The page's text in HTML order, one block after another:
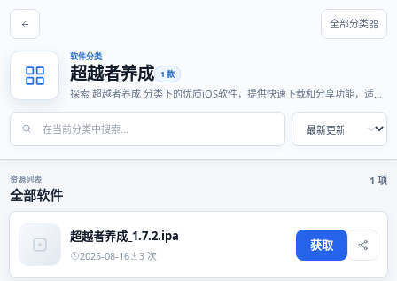
全部分类
软件分类
超越者养成 1 款
探索 超越者养成 分类下的优质iOS软件，提供快速下载和分享功能，适合
资源列表
全部软件
1 项
超越者养成_1.7.2.ipa
2025-08-16 3 次
获取